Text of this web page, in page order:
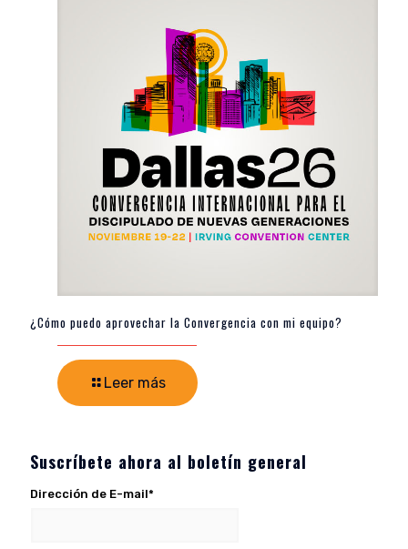
¿Cómo puedo aprovechar la Convergencia con mi equipo?
Leer más
Suscríbete ahora al boletín general
Dirección de E-mail*